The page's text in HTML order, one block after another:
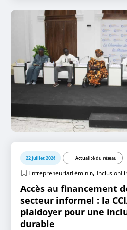
22 juillet 2026 Actualité du réseau
EntrepreneuriatFéminin,
Accès au financement
secteur informel : la
plaidoyer pour une
durable